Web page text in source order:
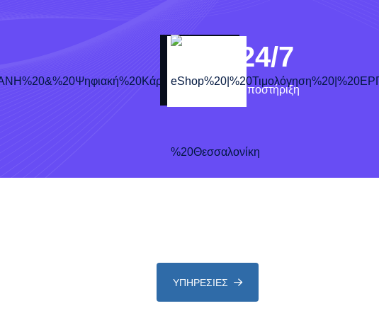
24/7
Υποστήριξη
ΥΠΗΡΕΣΙΕΣ